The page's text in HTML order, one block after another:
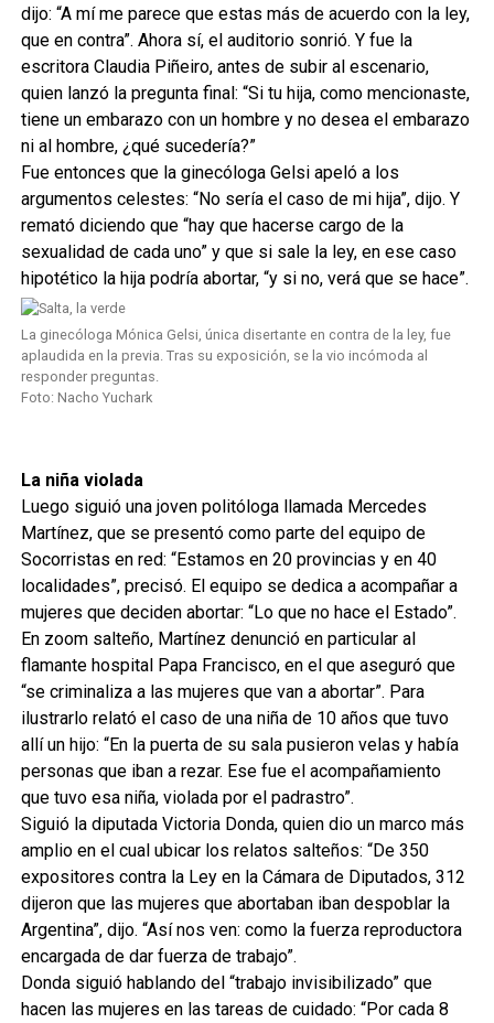
dijo: “A mí me parece que estas más de acuerdo con la ley,
que en contra”. Ahora sí, el auditorio sonrió. Y fue la
escritora Claudia Piñeiro, antes de subir al escenario,
quien lanzó la pregunta final: “Si tu hija, como mencionaste,
tiene un embarazo con un hombre y no desea el embarazo
ni al hombre, ¿qué sucedería?”
Fue entonces que la ginecóloga Gelsi apeló a los
argumentos celestes: “No sería el caso de mi hija”, dijo. Y
remató diciendo que “hay que hacerse cargo de la
sexualidad de cada uno” y que si sale la ley, en ese caso
hipotético la hija podría abortar, “y si no, verá que se hace”.
La ginecóloga Mónica Gelsi, única disertante en contra de la ley, fue
aplaudida en la previa. Tras su exposición, se la vio incómoda al
responder preguntas.
Foto: Nacho Yuchark
La niña violada
Luego siguió una joven politóloga llamada Mercedes
Martínez, que se presentó como parte del equipo de
Socorristas en red: “Estamos en 20 provincias y en 40
localidades”, precisó. El equipo se dedica a acompañar a
mujeres que deciden abortar: “Lo que no hace el Estado”.
En zoom salteño, Martínez denunció en particular al
flamante hospital Papa Francisco, en el que aseguró que
“se criminaliza a las mujeres que van a abortar”. Para
ilustrarlo relató el caso de una niña de 10 años que tuvo
allí un hijo: “En la puerta de su sala pusieron velas y había
personas que iban a rezar. Ese fue el acompañamiento
que tuvo esa niña, violada por el padrastro”.
Siguió la diputada Victoria Donda, quien dio un marco más
amplio en el cual ubicar los relatos salteños: “De 350
expositores contra la Ley en la Cámara de Diputados, 312
dijeron que las mujeres que abortaban iban despoblar la
Argentina”, dijo. “Así nos ven: como la fuerza reproductora
encargada de dar fuerza de trabajo”.
Donda siguió hablando del “trabajo invisibilizado” que
hacen las mujeres en las tareas de cuidado: “Por cada 8